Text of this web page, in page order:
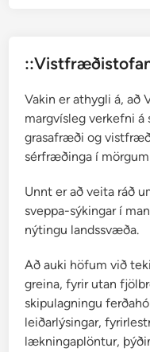
Vakin er athygli á, að
margvísleg verkefni
grasafræði og
sérfræðinga í
Unnt er að veita ráð
sveppa-sýkingar í
nýtingu landssvæða.
Að auki höfum við
greina, fyrir utan
skipulagningu
leiðarlýsingar,
lækningaplöntur,